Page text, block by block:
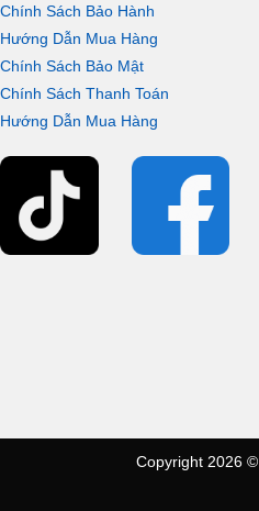
Chính Sách Bảo Hành
Hướng Dẫn Mua Hàng
Chính Sách Bảo Mật
Chính Sách Thanh Toán
Hướng Dẫn Mua Hàng
Copyright 2026 ©